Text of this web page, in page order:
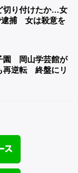
切り付けたか…女
逮捕 女は殺意を
園 岡山学芸館が
再逆転 終盤にリ